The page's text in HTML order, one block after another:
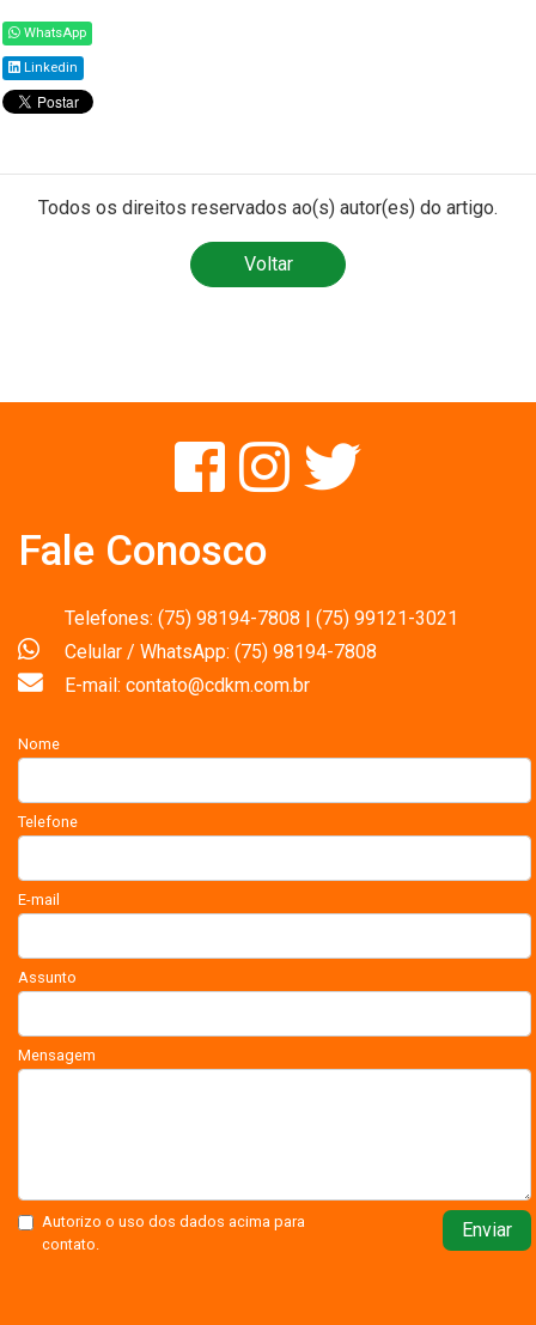
WhatsApp
Linkedin
Todos os direitos reservados ao(s) autor(es) do artigo.
Voltar
Fale Conosco
Telefones: (75) 98194-7808 | (75) 99121-3021
Celular / WhatsApp: (75) 98194-7808
E-mail: contato@cdkm.com.br
Nome
Telefone
E-mail
Assunto
Mensagem
Autorizo o uso dos dados acima para
contato.
Enviar